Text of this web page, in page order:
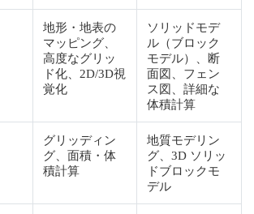
地形・地表の
マッピング、
高度なグリッ
ド化、2D/3D視
覚化
ソリッドモデ
ル（ブロック
モデル）、断
面図、フェン
ス図、詳細な
体積計算
グリッディン
グ、面積・体
積計算
地質モデリン
グ、3D ソリッ
ドブロックモ
デル